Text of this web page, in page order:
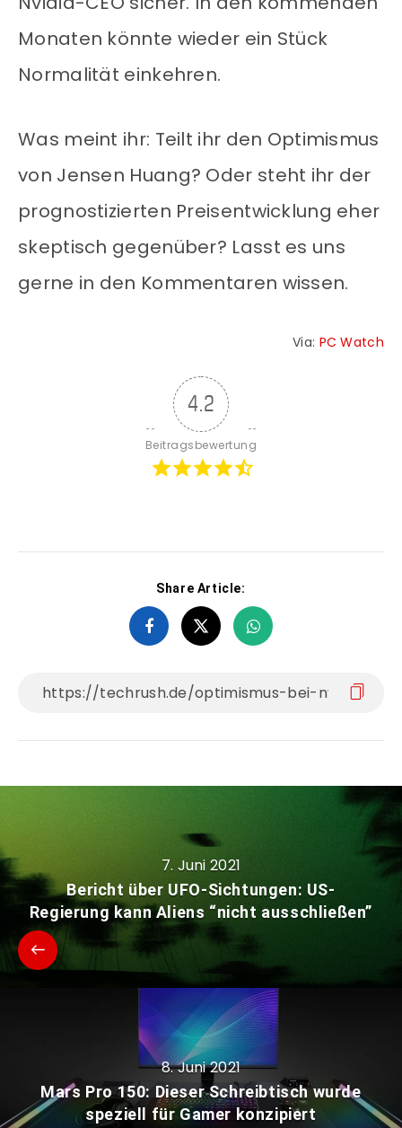
Monaten könnte wieder ein Stück
Normalität einkehren.
Was meint ihr: Teilt ihr den Optimismus
von Jensen Huang? Oder steht ihr der
prognostizierten Preisentwicklung eher
skeptisch gegenüber? Lasst es uns
gerne in den Kommentaren wissen.
Via: PC Watch
4.2
Beitragsbewertung
Share Article:
7. Juni 2021
Bericht über UFO-Sichtungen: US-
Regierung kann Aliens “nicht ausschließen”
8. Juni 2021
Mars Pro 150: Dieser Schreibtisch wurde
speziell für Gamer konzipiert